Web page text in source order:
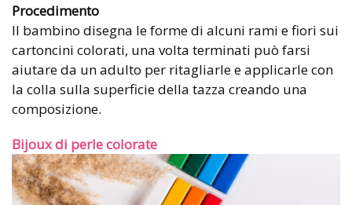
Procedimento
Il bambino disegna le forme di alcuni rami e fiori sui
cartoncini colorati, una volta terminati può farsi
aiutare da un adulto per ritagliarle e applicarle con
la colla sulla superficie della tazza creando una
composizione.
Bijoux di perle colorate